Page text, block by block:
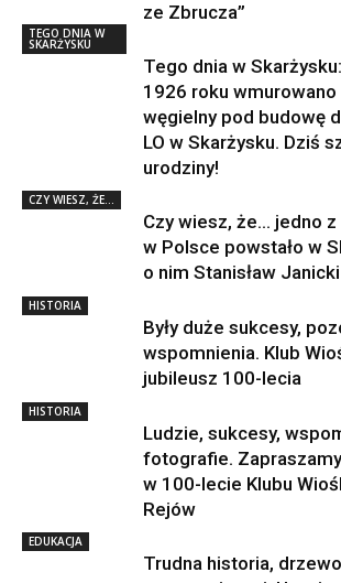
ze Zbrucza”
TEGO DNIA W
SKARŻYSKU
Tego dnia w
1926 roku
węgielny pod budowę
LO w Skarżysku. Dziś
urodziny!
CZY WIESZ, ŻE...
Czy wiesz, że… jedno
w Polsce powstało w
o nim Stanisław Janicki
HISTORIA
Były duże sukcesy,
wspomnienia. Klub
jubileusz 100-lecia
HISTORIA
Ludzie, sukcesy,
fotografie.
w 100-lecie Klubu
Rejów
EDUKACJA
Trudna historia,